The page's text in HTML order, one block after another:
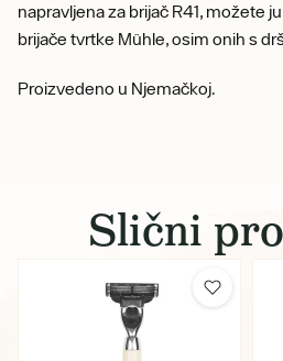
napravljena za brijač R41, možete
brijače tvrtke Mühle, osim onih s
Proizvedeno u Njemačkoj.
Slični